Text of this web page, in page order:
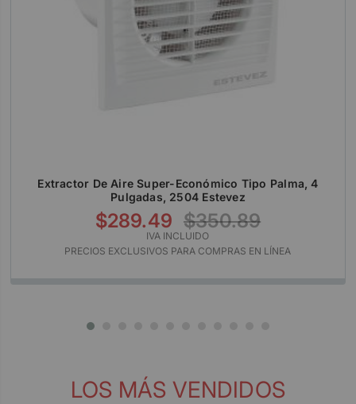
Extractor De Aire Super-Económico Tipo Palma, 4
Pulgadas, 2504 Estevez
$289.49 $350.89
IVA INCLUIDO
PRECIOS EXCLUSIVOS PARA COMPRAS EN LÍNEA
LOS MÁS VENDIDOS